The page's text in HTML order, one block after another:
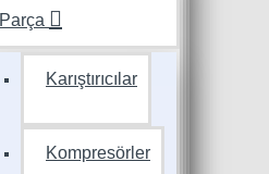
Parça
Karıştırıcılar
Kompresörler